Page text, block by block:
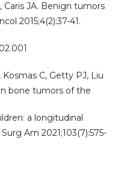
Caris JA. Benign tumors
2015;4(2):37-41.
Kosmas C, Getty PJ, Liu
bone tumors of the
a longitudinal
Am 2021;103(7):575-